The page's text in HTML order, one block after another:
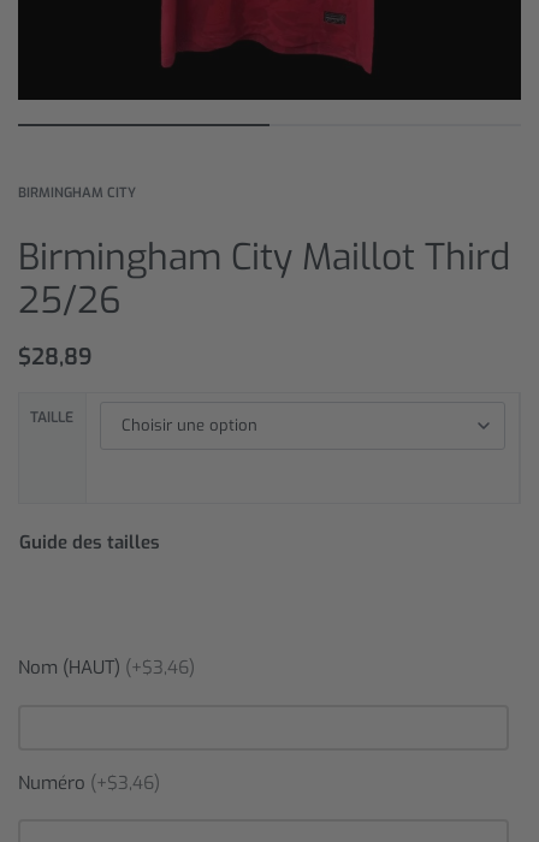
BIRMINGHAM CITY
Birmingham City Maillot Third
25/26
$28,89
TAILLE
Guide des tailles
Nom (HAUT) (+$3,46)
Numéro (+$3,46)